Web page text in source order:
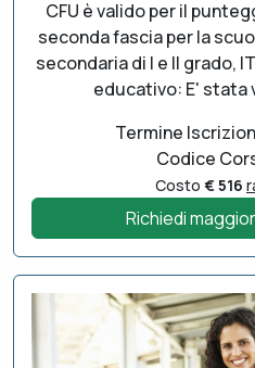
CFU è valido per il
seconda fascia per la
secondaria di I e II grado,
educativo: E' stata
Termine
Codice
Costo € 516
Richiedi